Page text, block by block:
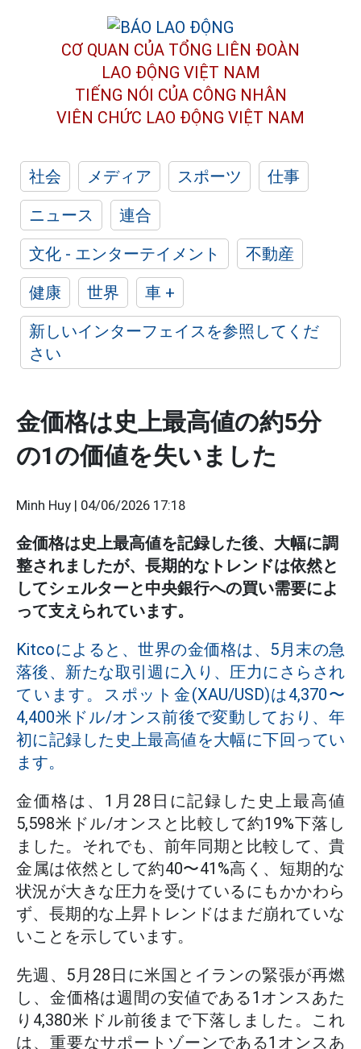
CƠ QUAN CỦA TỔNG LIÊN ĐOÀN
LAO ĐỘNG VIỆT NAM
TIẾNG NÓI CỦA CÔNG NHÂN
VIÊN CHỨC LAO ĐỘNG VIỆT NAM
社会 メディア スポーツ
仕事
ニュース
連合
文化 - エンターテイメント
不動産
健康
世界
車 +
新しいインターフェイスを参照してくだ
さい
金価格は史上最高値の約5分
の1の価値を失いました
Minh Huy | 04/06/2026 17:18
金価格は史上最高値を記録した後、大幅に調
整されましたが、長期的なトレンドは依然と
してシェルターと中央銀行への買い需要によ
って支えられています。
Kitcoによると、世界の金価格は、5月末の急
落後、新たな取引週に入り、圧力にさらされ
ています。スポット金(XAU/USD)は4,370〜
4,400米ドル/オンス前後で変動しており、年
初に記録した史上最高値を大幅に下回ってい
ます。
金価格は、1月28日に記録した史上最高値
5,598米ドル/オンスと比較して約19%下落し
ました。それでも、前年同期と比較して、貴
金属は依然として約40〜41%高く、短期的な
状況が大きな圧力を受けているにもかかわら
ず、長期的な上昇トレンドはまだ崩れていな
いことを示しています。
先週、5月28日に米国とイランの緊張が再燃
し、金価格は週間の安値である1オンスあた
り4,380米ドル前後まで下落しました。これ
は、重要なサポートゾーンである1オンスあ